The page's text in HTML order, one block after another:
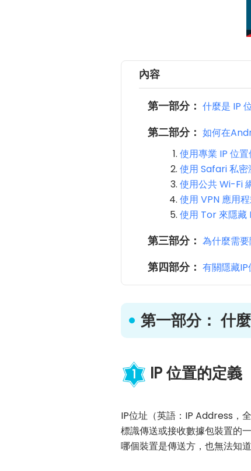
內容
第一部分： 什麼是 IP
第二部分： 如何在
使用專業 IP 位
使用 Safari 私密
使用公共 Wi-Fi
使用 VPN 應用
使用 Tor 來隱藏
第三部分： 為什麼需要
第四部分： 有關隱藏
第一部分： 什
1 IP 位置的定義
IP位址（英語：IP Address，
標識傳送或接收數據包裝置的
哪個裝置是傳送方，也無法知道